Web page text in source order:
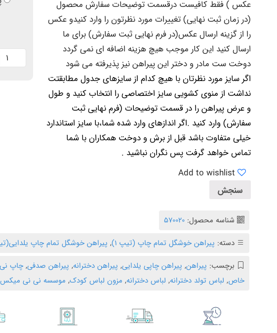
عکس ) فقط کافیست درقسمت توضیحات سفارش محصول
(در زمان ثبت نهایی) تغییرات مورد نظرتون را وارد کنیدو عکس
را از گزینه ارسال عکس(در فرم نهایی ثبت سفارش) برای ما
ارسال کنید این کار موجب هیچ هزینه اضافه ای نمی گردد
دوخت ست مادر و دختر این پیراهن نیز پذیرفته می شود
اگر سایز مورد نظرتان با هیچ کدام از سایزهای جدول مطابقتت
نداشت از منوی کشویی سایز اختصاصی را انتخاب کنید و طول
و عرض پیراهن را در قسمت توضیحات (فرم نهایی ثبت
سفارش) وارد کنید .اگر اندازهای وارد شده شما،با سایز استاندارد
خیلی متفاوت باشد قبل از برش و دوخت همکاران با شما
تماس خواهد گرفت پس نگران نباشید .
Add to wishlist
سنجش
شناسه محصول: 570020
دسته: پیراهن خوشگل تمام چاپ (تیپ ۱) , پیراهن خوشگل تمام چاپ
برچسب: پیراهن, پیراهن چاپی یلدایی, پیراهن دخترانه, پیراهن صدفی, چاپ
خاص, لباس تولد دخترانه, لباس دخترانه, مزون لباس کودک, موسسه نی نی میکس